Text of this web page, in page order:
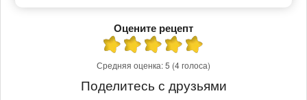
Оцените рецепт
Средняя оценка:5 (4 голоса)
Поделитесь с друзьями